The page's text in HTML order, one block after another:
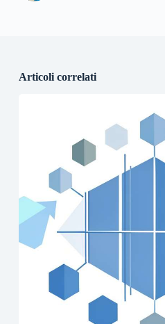
Articoli correlati